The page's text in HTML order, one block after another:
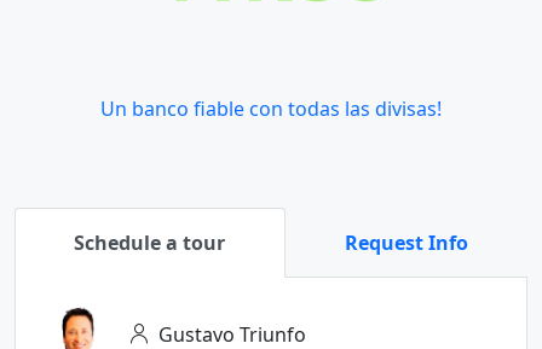
Un banco fiable con todas las divisas!
Schedule a tour Request Info
Gustavo Triunfo